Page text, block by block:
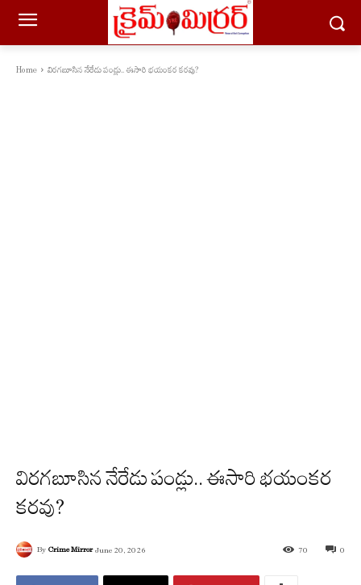
Home విరగబూసిన నేరేడు పండ్లు.. ఈసారి భయంకర కరవు?
విరగబూసిన నేరేడు పండ్లు.. ఈసారి భయంకర
కరవు?
By Crime Mirror June 20, 2026 0
70